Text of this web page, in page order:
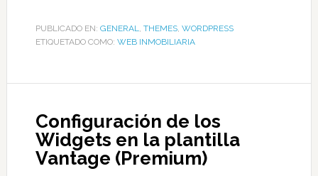
PUBLICADO EN: GENERAL, THEMES, WORDPRESS
ETIQUETADO COMO: WEB INMOBILIARIA
Configuración de los
Widgets en la plantilla
Vantage (Premium)